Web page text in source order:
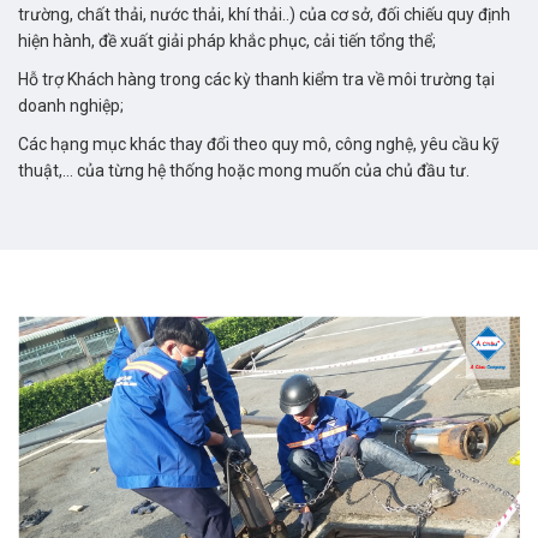
trường, chất thải, nước thải, khí thải..) của cơ sở, đối chiếu quy định
hiện hành, đề xuất giải pháp khắc phục, cải tiến tổng thể;
Hỗ trợ Khách hàng trong các kỳ thanh kiểm tra về môi trường tại
doanh nghiệp;
Các hạng mục khác thay đổi theo quy mô, công nghệ, yêu cầu kỹ
thuật,… của từng hệ thống hoặc mong muốn của chủ đầu tư.